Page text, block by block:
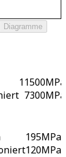
Diagramme
11500MPa
7300MPa
195MPa
120MPa